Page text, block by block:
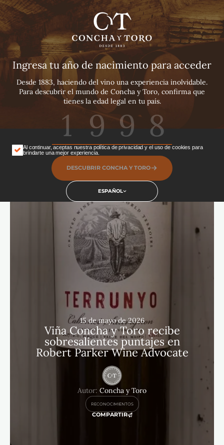
Ingresa tu año de nacimiento para acceder
Desde 1883, haciendo del vino una experiencia inolvidable.
Para descubrir el mundo de Concha y Toro, confirma que
tienes la edad legal en tu país.
Al continuar, aceptas nuestra política de privacidad y el uso de cookies para
brindarte una mejor experiencia.
ESPAÑOL
DESCUBRIR CONCHA Y TORO
Español
English
Português
15 de mayo de 2026
Viña Concha y Toro recibe
sobresalientes puntajes en
Robert Parker Wine Advocate
Autor: Concha y Toro
RECONOCIMIENTOS
COMPARTIR